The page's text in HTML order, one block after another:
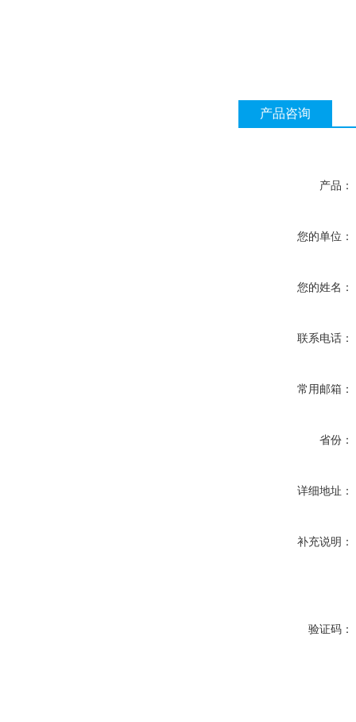
产品咨询
产品：
您的单位：
您的姓名：
联系电话：
常用邮箱：
省份：
详细地址：
补充说明：
验证码：